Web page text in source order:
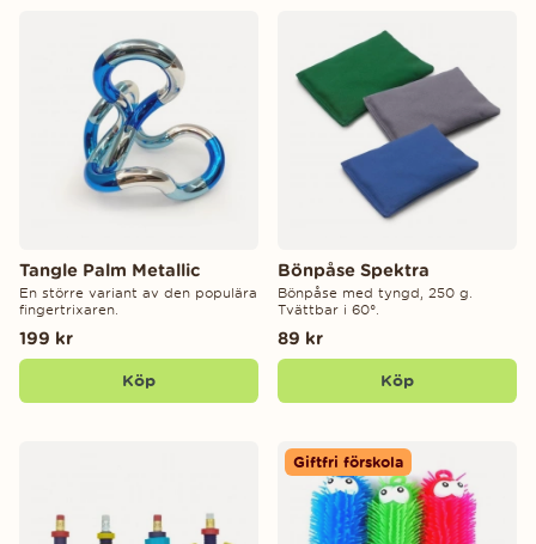
Tangle Palm Metallic
En större variant av den populära
fingertrixaren.
199 kr
Köp
Bönpåse Spektra
Bönpåse med tyngd, 250 g.
Tvättbar i 60°.
89 kr
Köp
Giftfri förskola